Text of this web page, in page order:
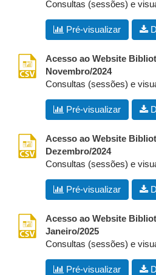
Consultas (sessões) e
Pré-visualizar
Acesso ao Website
Novembro/2024
csv
Consultas (sessões) e
Pré-visualizar
Acesso ao Website
Dezembro/2024
csv
Consultas (sessões) e
Pré-visualizar
Acesso ao Website
Janeiro/2025
csv
Consultas (sessões) e
Pré-visualizar